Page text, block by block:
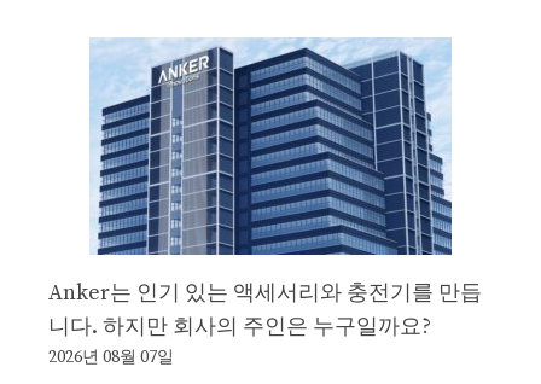
Anker는 인기 있는 액세서리와 충전기를 만듭
니다. 하지만 회사의 주인은 누구일까요?
2026년 08월 07일